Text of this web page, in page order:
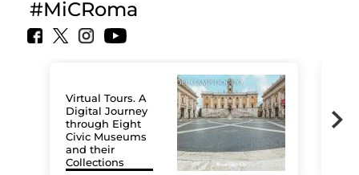
#MiCRoma
Virtual Tours. A
Digital Journey
through Eight
Civic Museums
and their
Collections